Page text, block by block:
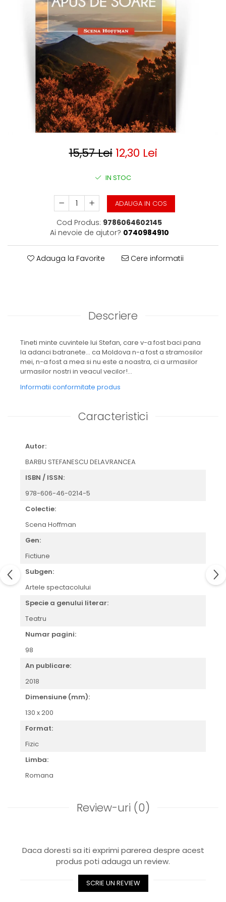
Contemporana
Moderna
Romana
Universala
Universala
Non-fictiune
Publicistica / Reportaje / Interviuri
Stiinte umaniste
Sociologie si filozofie15,57 Lei 12,30 Lei
IN STOC
ADAUGA IN COS
Cod Produs: 9786064602145
Ai nevoie de ajutor? 0740984910
Adauga la Favorite Cere informatii
Descriere
Tineti minte cuvintele lui Stefan, care v-a fost baci pana
la adanci batranete... ca Moldova n-a fost a stramosilor
mei, n-a fost a mea si nu este a noastra, ci a urmasilor
urmasilor nostri in veacul vecilor!...
Informatii conformitate produs
Caracteristici
Autor:
BARBU STEFANESCU DELAVRANCEA
ISBN / ISSN:
978-606-46-0214-5
Colectie:
Scena Hoffman
Gen:
Fictiune
Subgen:
Artele spectacolului
Specie a genului literar:
Teatru
Numar pagini:
98
An publicare:
2018
Dimensiune (mm):
130 x 200
Format:
Fizic
Limba:
Romana
Review-uri (0)
Daca doresti sa iti exprimi parerea despre acest
produs poti adauga un review.
SCRIE UN REVIEW